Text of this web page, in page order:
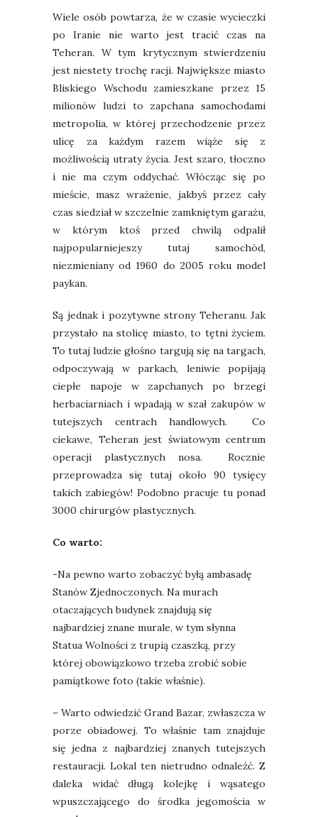
Wiele osób powtarza, że w czasie wycieczki
po Iranie nie warto jest tracić czas na
Teheran. W tym krytycznym stwierdzeniu
jest niestety trochę racji. Największe miasto
Bliskiego Wschodu zamieszkane przez 15
milionów ludzi to zapchana samochodami
metropolia, w której przechodzenie przez
ulicę za każdym razem wiąże się z
możliwością utraty życia. Jest szaro, tłoczno
i nie ma czym oddychać. Włócząc się po
mieście, masz wrażenie, jakbyś przez cały
czas siedział w szczelnie zamkniętym garażu,
w którym ktoś przed chwilą odpalił
najpopularniejeszy tutaj samochód,
niezmieniany od 1960 do 2005 roku model
paykan.
Są jednak i pozytywne strony Teheranu. Jak
przystało na stolicę miasto, to tętni życiem.
To tutaj ludzie głośno targują się na targach,
odpoczywają w parkach, leniwie popijają
ciepłe napoje w zapchanych po brzegi
herbaciarniach i wpadają w szał zakupów w
tutejszych centrach handlowych. Co
ciekawe, Teheran jest światowym centrum
operacji plastycznych nosa. Rocznie
przeprowadza się tutaj około 90 tysięcy
takich zabiegów! Podobno pracuje tu ponad
3000 chirurgów plastycznych.
Co warto:
-Na pewno warto zobaczyć byłą ambasadę
Stanów Zjednoczonych. Na murach
otaczających budynek znajdują się
najbardziej znane murale, w tym słynna
Statua Wolności z trupią czaszką, przy
której obowiązkowo trzeba zrobić sobie
pamiątkowe foto (takie właśnie).
– Warto odwiedzić Grand Bazar, zwłaszcza w
porze obiadowej. To właśnie tam znajduje
się jedna z najbardziej znanych tutejszych
restauracji. Lokal ten nietrudno odnaleźć. Z
daleka widać długą kolejkę i wąsatego
wpuszczającego do środka jegomościa w